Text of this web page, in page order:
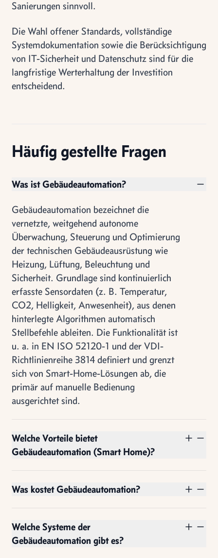
Sanierungen sinnvoll.
Die Wahl offener Standards, vollständige
Systemdokumentation sowie die Berücksichtigung
von IT-Sicherheit und Datenschutz sind für die
langfristige Werterhaltung der Investition
entscheidend.
Häufig gestellte Fragen
Was ist Gebäudeautomation?
Gebäudeautomation bezeichnet die
vernetzte, weitgehend autonome
Überwachung, Steuerung und Optimierung
der technischen Gebäudeausrüstung wie
Heizung, Lüftung, Beleuchtung und
Sicherheit. Grundlage sind kontinuierlich
erfasste Sensordaten (z. B. Temperatur,
CO2, Helligkeit, Anwesenheit), aus denen
hinterlegte Algorithmen automatisch
Stellbefehle ableiten. Die Funktionalität ist
u. a. in EN ISO 52120-1 und der VDI-
Richtlinienreihe 3814 definiert und grenzt
sich von Smart-Home-Lösungen ab, die
primär auf manuelle Bedienung
ausgerichtet sind.
Welche Vorteile bietet
Gebäudeautomation (Smart Home)?
Was kostet Gebäudeautomation?
Welche Systeme der
Gebäudeautomation gibt es?